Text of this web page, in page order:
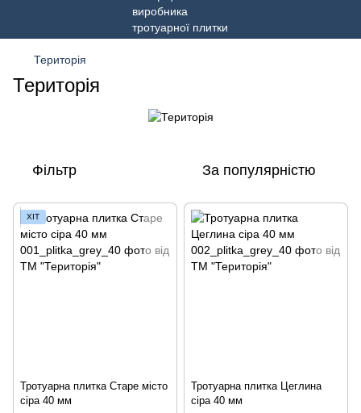
Територія
Територія
Фільтр За популярністю
ХІТ
Тротуарна плитка Старе місто
сіра 40 мм
Тротуарна плитка Цеглина
сіра 40 мм